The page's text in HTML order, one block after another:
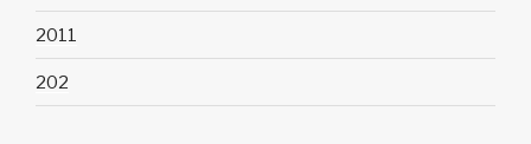
2011
202